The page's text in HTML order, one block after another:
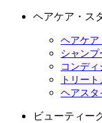
ヘアケア・ス
ヘアケア
シャンプ
コンディ
トリー
ヘアスタ
ビューティー